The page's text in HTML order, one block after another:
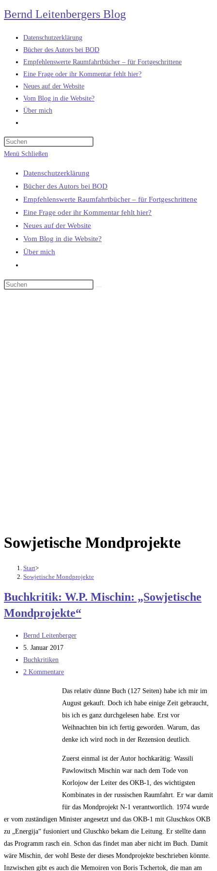
Zum
Inhalt
springen
Bernd Leitenbergers Blog
Datenschutzerklärung
Bücher des Autors bei BOD
Empfehlenswerte Raumfahrtbücher – für Fortgeschrittene
Eine Frage oder ihr Kommentar fehlt hier?
Neues auf der Website
Vom Blog in die Website?
Über mich
umschalten
Menü Schließen
Datenschutzerklärung
Bücher des Autors bei BOD
Empfehlenswerte Raumfahrtbücher – für Fortgeschrittene
Eine Frage oder ihr Kommentar fehlt hier?
Neues auf der Website
Vom Blog in die Website?
Über mich
umschalten
Sowjetische Mondprojekte
Start>
Sowjetische Mondprojekte
Buchkritik: W.P. Mischin: „Sowjetische
Mondprojekte“
Beitrags-
Autor:
Bernd Leitenberger
Beitrag
veröffentlicht:
5. Januar 2017
Beitrags-
Kategorie:
Buchkritiken
Beitrags-
2 Kommentare
Das relativ dünne Buch (127 Seiten) habe ich mir im
August gekauft. Doch ich habe einige Zeit gebraucht,
bis ich es ganz durchgelesen habe. Erst vor
Weihnachten bin ich fertig geworden. Warum, das
denke ich wird noch in der Rezension deutlich.
Zuerst einmal ist der Autor hochkarätig: Wassili
Pawlowitsch Mischin war nach dem Tode von
Korlojow der Leiter des OKB-1, des wichtigsten
Kombinates in der russischen Raumfahrt. Er war damit
für das Mondprojekt N-1 verantwortlich. 1974 wurde
er vom zuständigen Minister angesetzt und das OKB-1 mit Gluschkos OKB
zu „Energija“ fusioniert und Gluschko bekam die Leitung. Er stellte dann
das Programm rasch ein. Schon das findet man aber nicht im Buch. Damit
wäre Mischin, der wohl Beste der dieses Mondprojekte beschrieben könnte.
Inzwischen gibt es auch die Memoiren von Boris Tschertok, die man am